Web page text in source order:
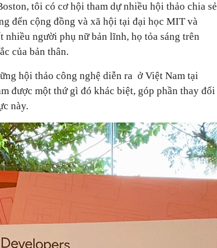
tôi có cơ hội tham dự nhiều hội thảo chia sẻ
đến cộng đồng và xã hội tại đại học MIT và
người phụ nữ bản lĩnh, họ tỏa sáng trên
của bản thân.
hội thảo công nghệ diễn ra ở Việt Nam tại
được một thứ gì đó khác biệt, góp phần thay đổi
này.